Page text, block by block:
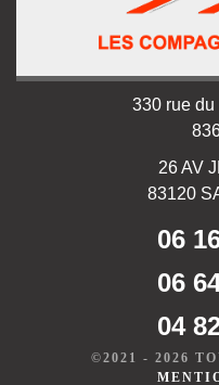
330 rue
26 AV
83120
06
06
04
©2021 - 2026